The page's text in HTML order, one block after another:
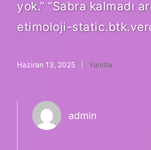
yok.” “Sabra kalmadı
etimoloji-
Haziran 13, 2025 Yanıtla
admin